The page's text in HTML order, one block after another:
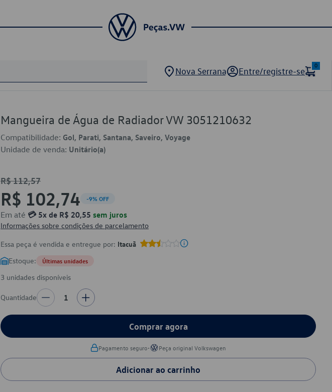
Nova Serrana Entre/registre-se
0
Mangueira de Água de Radiador VW 3051210632
Compatibilidade: Gol, Parati, Santana, Saveiro, Voyage
Unidade de venda: Unitário(a)
R$ 112,57
R$ 102,74 -9% OFF
Em até 💳 5x de R$ 20,55 sem juros
Informações sobre condições de parcelamento
Essa peça é vendida e entregue por: Itacuã
Estoque: Últimas unidades
3 unidades disponíveis
Quantidade 1
Comprar agora
Pagamento seguro• Peça original Volkswagen
Adicionar ao carrinho